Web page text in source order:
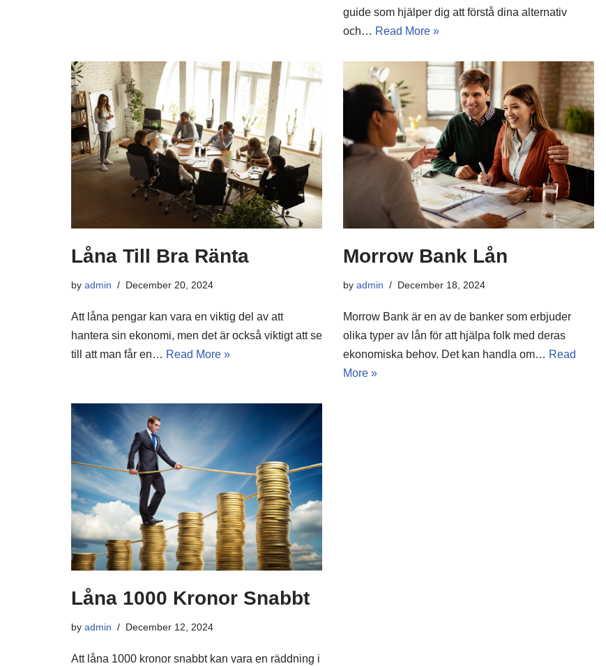
guide som hjälper dig att förstå dina alternativ
och… Read More »
Låna Till Bra Ränta
by admin December 20, 2024
Att låna pengar kan vara en viktig del av att
hantera sin ekonomi, men det är också viktigt att se
till att man får en… Read More »
Morrow Bank Lån
by admin December 18, 2024
Morrow Bank är en av de banker som erbjuder
olika typer av lån för att hjälpa folk med deras
ekonomiska behov. Det kan handla om… Read
More »
Låna 1000 Kronor Snabbt
by admin December 12, 2024
Att låna 1000 kronor snabbt kan vara en räddning i